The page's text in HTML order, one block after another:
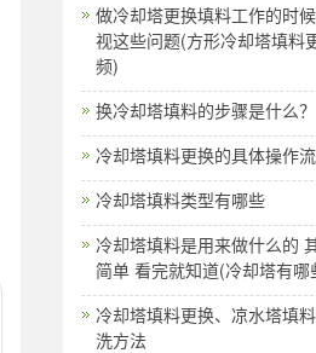
做冷却塔更换填料工作的时
视这些问题(方形冷却塔填料
频)
换冷却塔填料的步骤是什么？
冷却塔填料更换的具体操作
冷却塔填料类型有哪些
冷却塔填料是用来做什么的
简单 看完就知道(冷却塔有哪
冷却塔填料更换、凉水塔填
洗方法